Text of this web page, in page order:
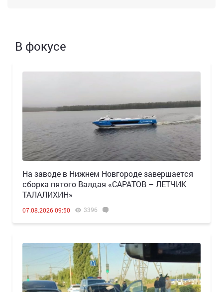
В фокусе
Н️а заводе в Нижнем Новгороде завершается
сборка пятого Валдая «САРАТОВ – ЛЕТЧИК
ТАЛАЛИХИН»
07.08.2026 09:50 3396